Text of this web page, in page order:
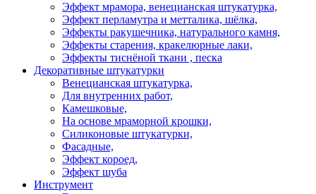
Эффект мрамора, венецианская штукатурка,
Эффект перламутра и метталика, шёлка,
Эффекты ракушечника, натурального камня,
Эффекты старения, кракелюрные лаки,
Эффекты тиснёной ткани , песка
Декоративные штукатурки
Венецианская штукатурка,
Для внутренних работ,
Камешковые,
На основе мраморной крошки,
Силиконовые штукатурки,
Фасадные,
Эффект короед,
Эффект шуба
Инструмент